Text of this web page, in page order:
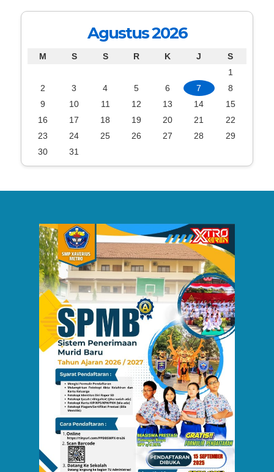
Agustus 2026
M S S R K J
S
1
2
3 4 5 6 7
8
9
10 11 12 13 14
15
16
17 18 19 20 21
22
23
24 25 26 27 28
29
30
31